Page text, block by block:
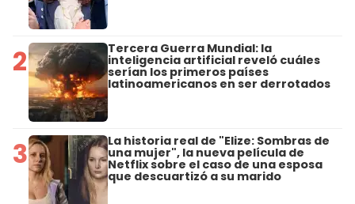
2 Tercera Guerra Mundial: la
inteligencia artificial reveló cuáles
serían los primeros países
latinoamericanos en ser derrotados
3 La historia real de "Elize: Sombras de
una mujer", la nueva película de
Netflix sobre el caso de una esposa
que descuartizó a su marido